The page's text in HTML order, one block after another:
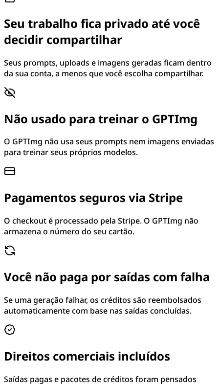
Seu trabalho fica privado até você
decidir compartilhar
Seus prompts, uploads e imagens geradas ficam dentro
da sua conta, a menos que você escolha compartilhar.
Não usado para treinar o GPTImg
O GPTImg não usa seus prompts nem imagens enviadas
para treinar seus próprios modelos.
Pagamentos seguros via Stripe
O checkout é processado pela Stripe. O GPTImg não
armazena o número do seu cartão.
Você não paga por saídas com falha
Se uma geração falhar, os créditos são reembolsados
automaticamente com base nas saídas concluídas.
Direitos comerciais incluídos
Saídas pagas e pacotes de créditos foram pensados